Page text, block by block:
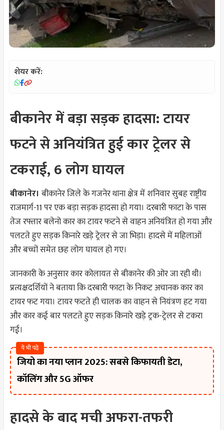
शेयर करें:
बीकानेर में बड़ा सड़क हादसा: टायर
फटने से अनियंत्रित हुई कार ट्रेलर से
टकराई, 6 लोग घायल
बीकानेर। बीकानेर जिले के गजनेर थाना क्षेत्र में शनिवार सुबह राष्ट्रीय
राजमार्ग-11 पर एक बड़ा सड़क हादसा हो गया। दरबारी फाटा के पास
तेज रफ्तार बलेनो कार का टायर फटने से वाहन अनियंत्रित हो गया और
पलटते हुए सड़क किनारे खड़े ट्रेलर से जा भिड़ा। हादसे में महिलाओं
और बच्चों समेत छह लोग घायल हो गए।
जानकारी के अनुसार कार कोलायत से बीकानेर की ओर जा रही थी।
प्रत्यक्षदर्शियों ने बताया कि दरबारी फाटा के निकट अचानक कार का
टायर फट गया। टायर फटते ही चालक का वाहन से नियंत्रण हट गया
और कार कई बार पलटते हुए सड़क किनारे खड़े ट्रक-ट्रेलर से टकरा
गई।
ये भी पढ़े
जियो का नया प्लान 2025: सबसे किफायती डेटा,
कॉलिंग और 5G ऑफर
हादसे के बाद मची अफरा-तफरी